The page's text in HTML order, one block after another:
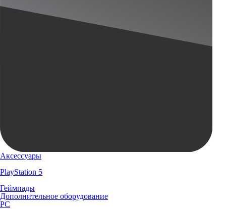
Аксессуары
PlayStation 5
Геймпады
Дополнительное оборудование
PC